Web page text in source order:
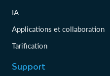
IA
Applications et collaboration
Tarification
Support